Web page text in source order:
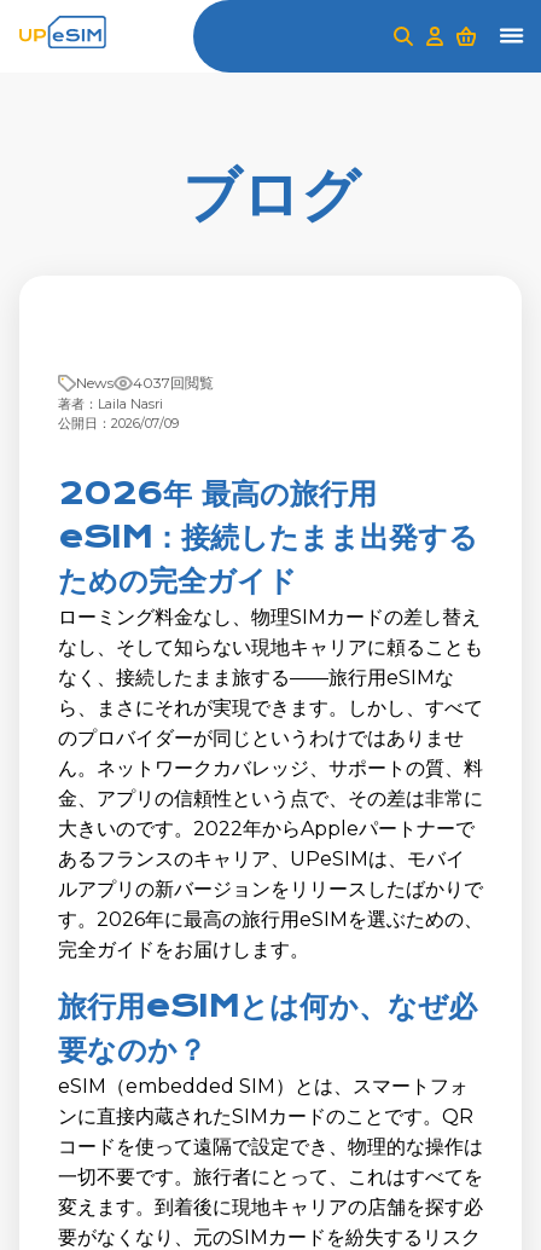
ブログ
News 4037回閲覧
著者：Laila Nasri
公開日：2026/07/09
2026年 最高の旅行用
eSIM：接続したまま出発する
ための完全ガイド
ローミング料金なし、物理SIMカードの差し替え
なし、そして知らない現地キャリアに頼ることも
なく、接続したまま旅する——旅行用eSIMな
ら、まさにそれが実現できます。しかし、すべて
のプロバイダーが同じというわけではありませ
ん。ネットワークカバレッジ、サポートの質、料
金、アプリの信頼性という点で、その差は非常に
大きいのです。2022年からAppleパートナーで
あるフランスのキャリア、UPeSIMは、モバイ
ルアプリの新バージョンをリリースしたばかりで
す。2026年に最高の旅行用eSIMを選ぶための、
完全ガイドをお届けします。
旅行用eSIMとは何か、なぜ必
要なのか？
eSIM（embedded SIM）とは、スマートフォ
ンに直接内蔵されたSIMカードのことです。QR
コードを使って遠隔で設定でき、物理的な操作は
一切不要です。旅行者にとって、これはすべてを
変えます。到着後に現地キャリアの店舗を探す必
要がなくなり、元のSIMカードを紛失するリスク